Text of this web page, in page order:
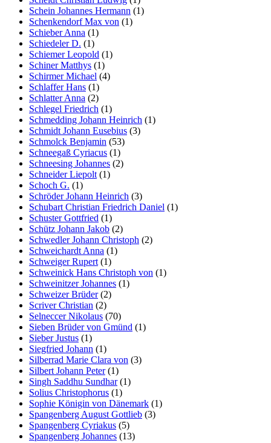
Schein Johannes Hermann (1)
Schenkendorf Max von (1)
Schieber Anna (1)
Schiedeler D. (1)
Schiemer Leopold (1)
Schiner Matthys (1)
Schirmer Michael (4)
Schlaffer Hans (1)
Schlatter Anna (2)
Schlegel Friedrich (1)
Schmedding Johann Heinrich (1)
Schmidt Johann Eusebius (3)
Schmolck Benjamin (53)
Schneegaß Cyriacus (1)
Schneesing Johannes (2)
Schneider Liepolt (1)
Schoch G. (1)
Schröder Johann Heinrich (3)
Schubart Christian Friedrich Daniel (1)
Schuster Gottfried (1)
Schütz Johann Jakob (2)
Schwedler Johann Christoph (2)
Schweichardt Anna (1)
Schweiger Rupert (1)
Schweinick Hans Christoph von (1)
Schweinitzer Johannes (1)
Schweizer Brüder(2)
Scriver Christian (2)
Selneccer Nikolaus (70)
Sieben Brüder von Gmünd (1)
Sieber Justus (1)
Siegfried Johann (1)
Silberrad Marie Clara von (3)
Silbert Johann Peter(1)
Singh Saddhu Sundhar(1)
Solius Christophorus (1)
Sophie Königin von Dänemark (1)
Spangenberg August Gottlieb (3)
Spangenberg Cyriakus (5)
Spangenberg Johannes (13)